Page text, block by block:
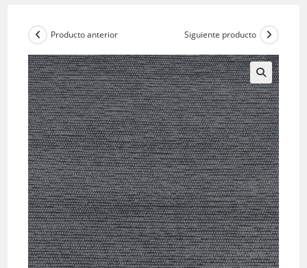
Producto anterior Siguiente producto